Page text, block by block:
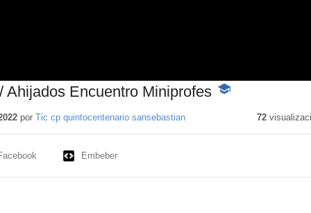
Ahijados Encuentro Miniprofes -
educativo
por Tic cp quintocentenario sansebastian 72
Embeber